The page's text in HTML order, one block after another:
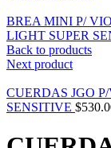
BREA MINI P/
LIGHT SUPER
Back to products
Next product
CUERDAS JGO
SENSITIVE $